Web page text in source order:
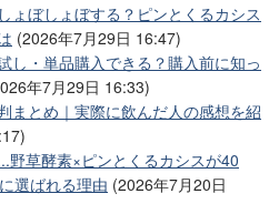
ょぼしょぼする？ピンとくるカシス
(2026年7月29日 16:47)
し・単品購入できる？購入前に知っ
年7月29日 16:33)
まとめ｜実際に飲んだ人の感想を紹
野草酵素×ピンとくるカシスが40
選ばれる理由 (2026年7月20日